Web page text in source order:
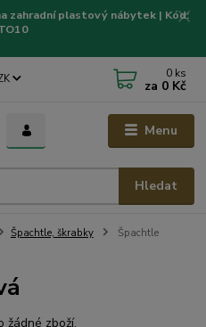
zahradní plastový nábytek | Kód:
Menu
Hledat
0 ks
za 0 Kč
Špachtle, škrabky
Špachtle
zboží.